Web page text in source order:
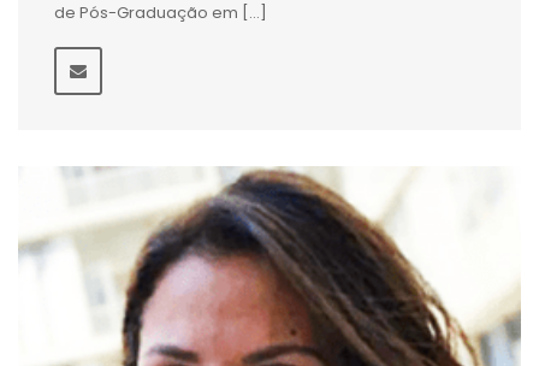
de Pós-Graduação em […]